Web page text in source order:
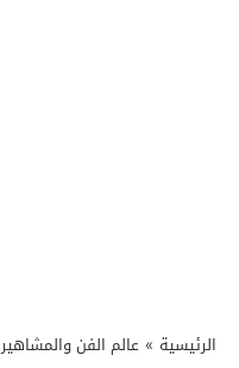
الرئيسية » عالم الفن والمشاهير